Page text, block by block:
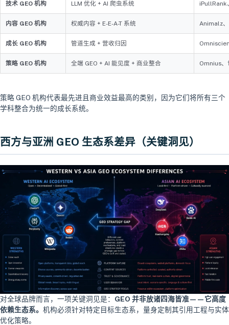
技术 GEO 机构 LLM 优化 + AI 爬虫系统 iPullRank
内容 GEO 机构 权威内容 + E-E-A-T 系统 Animalz
成长 GEO 机构 管道生成 + 营收归因
策略 GEO 机构 全端 GEO + AI 能见度 + 商业整合 Omnius、
策略 GEO 机构代表最先进且商业效益最高的类别，因为它们将所有三个
学科整合为统一的成长系统。
西方与亚洲 GEO 生态系差异（关键洞见）
对全球品牌而言，一项关键洞见是： GEO 并非放诸四海皆准——它高度
依赖生态系。 机构必须针对特定目标生态系，量身定制其引用工程与实体
优化策略。